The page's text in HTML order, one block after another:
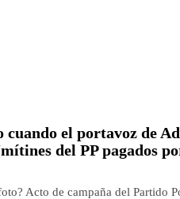
el portavoz de
del PP pagados
Acto de campaña del Partido